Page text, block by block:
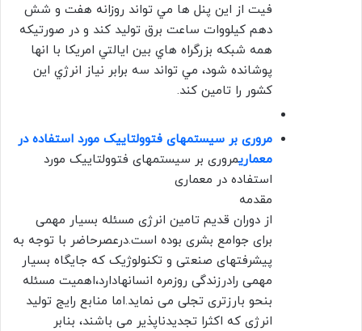
فيت از اين پنل ها مي تواند روزانه هفت و شش
دهم کيلووات ساعت برق توليد کند و در صورتيکه
همه شبکه بزرگراه هاي بين ايالتي امريکا با انها
پوشانده شود، مي تواند سه برابر نياز انرژي اين
کشور را تامين کند.
مروری بر سیستمهای فتوولتاییک مورد استفاده در
معماریمروری بر سیستمهای فتوولتاییک مورد
استفاده در معماری
مقدمه
از دوران قدیم تامین انرژی مسئله بسیار مهمی
برای جوامع بشری بوده است.درعصرحاضر با توجه به
پیشرفتهای صنعتی و تکنولوژیک که جایگاه بسیار
مهمی رادرزندگی روزمره انسانهادارد،اهمیت مسئله
بنحو بارزتری تجلی می نماید.اما منابع رایج تولید
انرژی که اکثرا تجدیدناپذیر می باشند، بنابر